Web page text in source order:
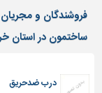
فروشندگان و
ساختمون در استان
درب ضدحریق